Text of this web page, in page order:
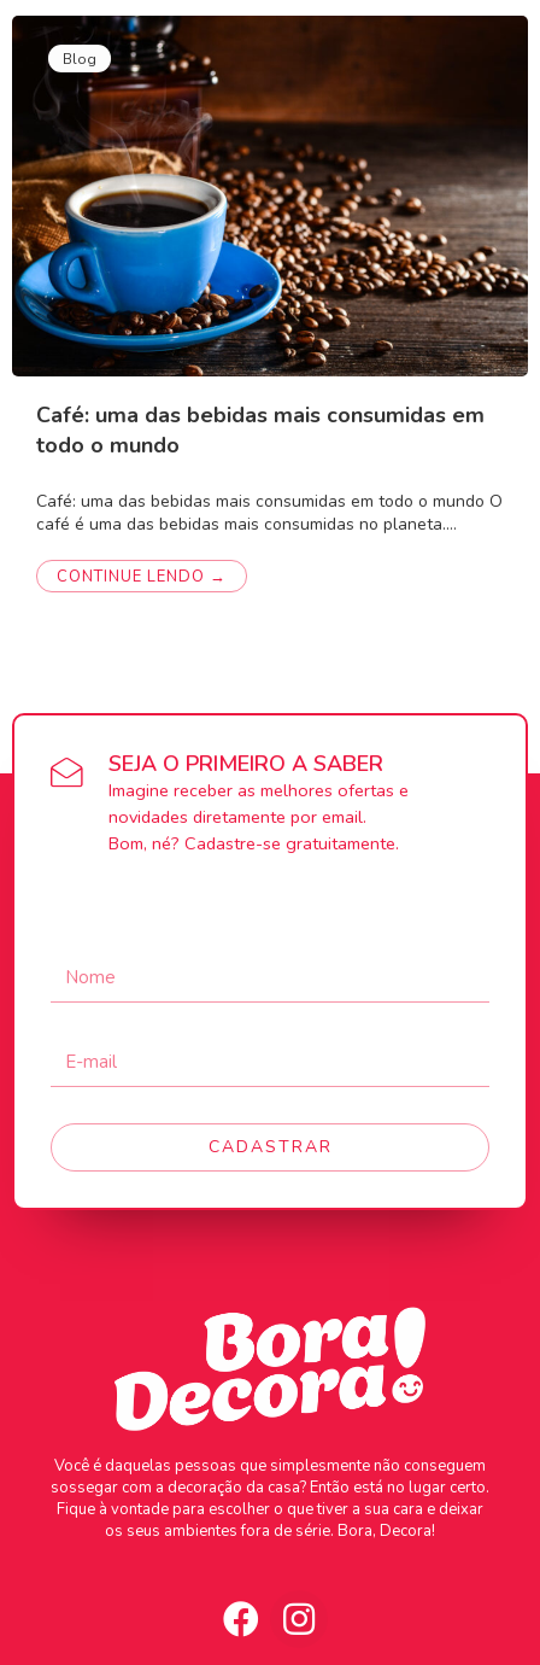
Blog
Café: uma das bebidas mais consumidas em
todo o mundo
Café: uma das bebidas mais consumidas em todo o mundo O
café é uma das bebidas mais consumidas no planeta.…
CONTINUE LENDO →
SEJA O PRIMEIRO A SABER
Imagine receber as melhores ofertas e
novidades diretamente por email.
Bom, né? Cadastre-se gratuitamente.
CADASTRAR
Você é daquelas pessoas que simplesmente não conseguem
sossegar com a decoração da casa? Então está no lugar certo.
Fique à vontade para escolher o que tiver a sua cara e deixar
os seus ambientes fora de série. Bora, Decora!